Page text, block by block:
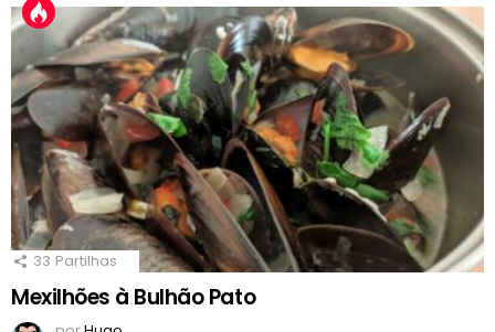
33 Partilhas
Mexilhões à Bulhão Pato